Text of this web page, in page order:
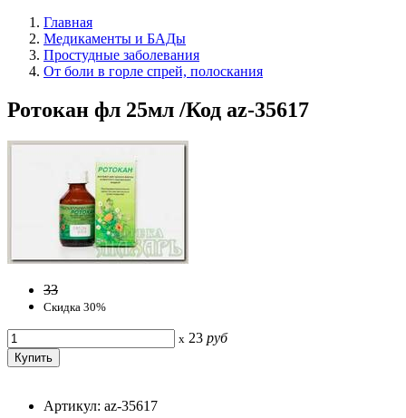
Главная
Медикаменты и БАДы
Простудные заболевания
От боли в горле спрей, полоскания
Ротокан фл 25мл /Код az-35617
33
Скидка 30%
x 23 руб
Артикул: az-35617